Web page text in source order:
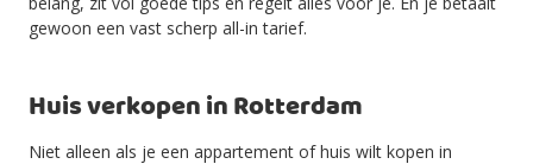
gewoon een vast scherp all-in tarief.
Huis verkopen in Rotterdam
Niet alleen als je een appartement of huis wilt kopen in